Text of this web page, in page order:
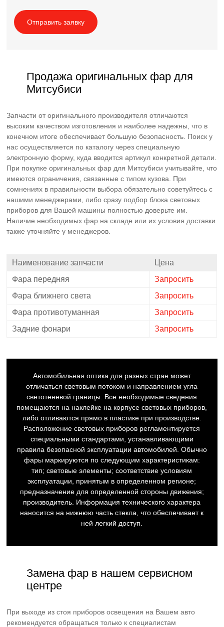
Продажа оригинальных фар для
Митсубиси
Запчасти от оригинального производителя отличаются
высоким качеством изготовления и наиболее надежны, что в
конечном итоге обеспечивает большую безопасность. Поиск у
нас осуществляется по каталогу через специальную
электронную форму, куда вводится артикул конкретной детали.
При покупке оригинальных фар для Митсубиси учитывайте, что
имеются ограничения, связанные с типом кузова. При
сомнениях в правильности выбора обязательно советуйтесь с
нашими менеджерами, либо сразу подбор блока световых
приборов для Вашей машины полностью доверьте им.
Наличие необходимых фар на складе или их условия доставки
также уточняйте у менеджеров.
Наименование запчасти
Цена
Фара передняя
Запросить
Фара ближнего света
Запросить
Фара противотуманная
Запросить
Задние фонари
Запросить
Автомобильная оптика для разных стран может
отличаться световым потоком и направлением угла
светотеневой границы. Все необходимые сведения
помещаются на наклейке на корпусе световых приборов,
либо отливаются прямо в пластике при производстве.
Расположение световых приборов регламентируется
специальными стандартами, устанавливающими
правила безопасной эксплуатации автомобилей. Обычно
фары маркируются по следующим характеристикам:
тип; световые элементы; соответствие условиям
эксплуатации, принятым в определенном регионе;
предназначение для определенной стороны движения;
производитель. Информация технического характера
наносится на нижнюю часть стекла, что обеспечивает к
ней легкий доступ.
Замена фар в нашем сервисном
центре
При выходе из стоя приборов освещения на Вашем авто
рекомендуется обращаться только к специалистам